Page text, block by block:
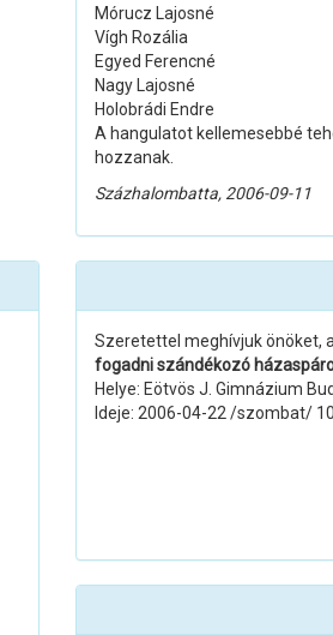
Mórucz Lajosné
Vígh Rozália
Egyed Ferencné
Nagy Lajosné
Holobrádi Endre
A hangulatot kellemesebbé
hozzanak.
Százhalombatta, 2006-09-11
Szeretettel meghívjuk önöket,
fogadni szándékozó
Helye: Eötvös J. Gimnázium
Ideje: 2006-04-22 /szombat/